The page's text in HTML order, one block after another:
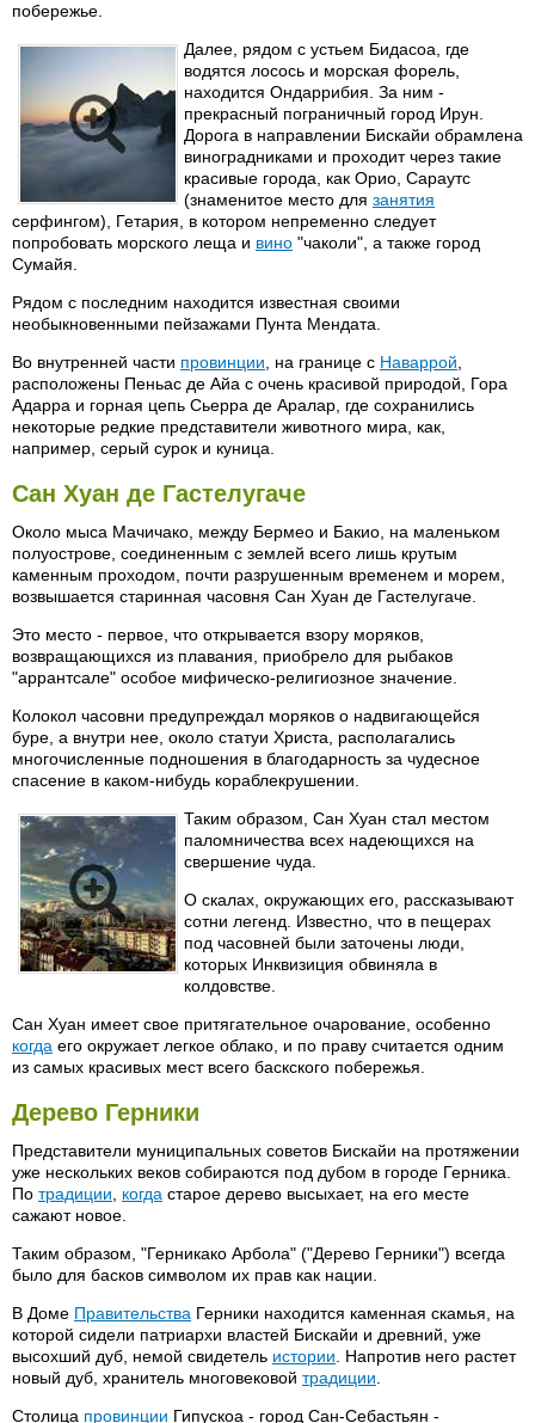
побережье.
Далее, рядом с устьем Бидасоа, где
водятся лосось и морская форель,
находится Ондаррибия. За ним -
прекрасный пограничный город Ирун.
Дорога в направлении Бискайи обрамлена
виноградниками и проходит через такие
красивые города, как Орио, Сараутс
(знаменитое место для занятия
серфингом), Гетария, в котором непременно следует
попробовать морского леща и вино "чаколи", а также город
Сумайя.
Рядом с последним находится известная своими
необыкновенными пейзажами Пунта Мендата.
Во внутренней части провинции , на границе с Наваррой
расположены Пеньас де Айа с очень красивой природой, Гора
Адарра и горная цепь Сьерра де Аралар, где сохранились
некоторые редкие представители животного мира, как,
например, серый сурок и куница.
Сан Хуан де Гастелугаче
Около мыса Мачичако, между Бермео и Бакио, на маленьком
полуострове, соединенным с землей всего лишь крутым
каменным проходом, почти разрушенным временем и морем,
возвышается старинная часовня Сан Хуан де Гастелугаче.
Это место - первое, что открывается взору моряков,
возвращающихся из плавания, приобрело для рыбаков
"аррантсале" особое мифическо-религиозное значение.
Колокол часовни предупреждал моряков о надвигающейся
буре, а внутри нее, около статуи Христа, располагались
многочисленные подношения в благодарность за чудесное
спасение в каком-нибудь кораблекрушении.
Таким образом, Сан Хуан стал местом
паломничества всех надеющихся на
свершение чуда.
О скалах, окружающих его, рассказывают
сотни легенд. Известно, что в пещерах
под часовней были заточены люди,
которых Инквизиция обвиняла в
колдовстве.
Сан Хуан имеет свое притягательное очарование, особенно
когда его окружает легкое облако, и по праву считается одним
из самых красивых мест всего баскского побережья.
Дерево Герники
Представители муниципальных советов Бискайи на протяжении
уже нескольких веков собираются под дубом в городе Герника.
По традиции когда старое дерево высыхает, на его месте
сажают новое.
Таким образом, "Герникако Арбола" ("Дерево Герники") всегда
было для басков символом их прав как нации.
В Доме Правительства Герники находится каменная скамья, на
которой сидели патриархи властей Бискайи и древний, уже
высохший дуб, немой свидетель истории . Напротив него растет
новый дуб, хранитель многовековой традиции
Столица провинции Гипускоа - город Сан-Себастьян -